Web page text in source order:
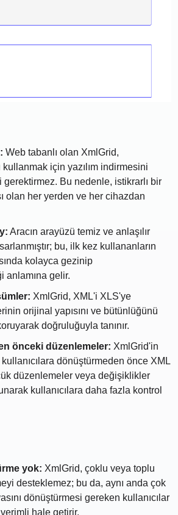
Web tabanlı olan XmlGrid,
kullanmak için yazılım indirmesini
Bu nedenle, istikrarlı bir
olan her yerden ve her cihazdan
Aracın arayüzü temiz ve anlaşılır
bu, ilk kez kullananların
kolayca gezinip
anlamına gelir.
XmlGrid, XML'i XLS'ye
orijinal yapısını ve bütünlüğünü
doğruluğuyla tanınır.
önceki düzenlemeler: XmlGrid'in
dönüştürmeden önce XML
düzenlemeler veya değişiklikler
kullanıcılara daha fazla kontrol
yok: XmlGrid, çoklu veya toplu
desteklemez; bu da, aynı anda çok
dönüştürmesi gereken kullanıcılar
hale getirir.